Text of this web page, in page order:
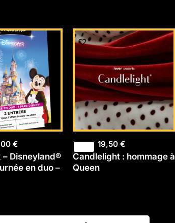
€
– Disneyland®
en duo –
19,50 €
Candlelight : hommage à
Queen